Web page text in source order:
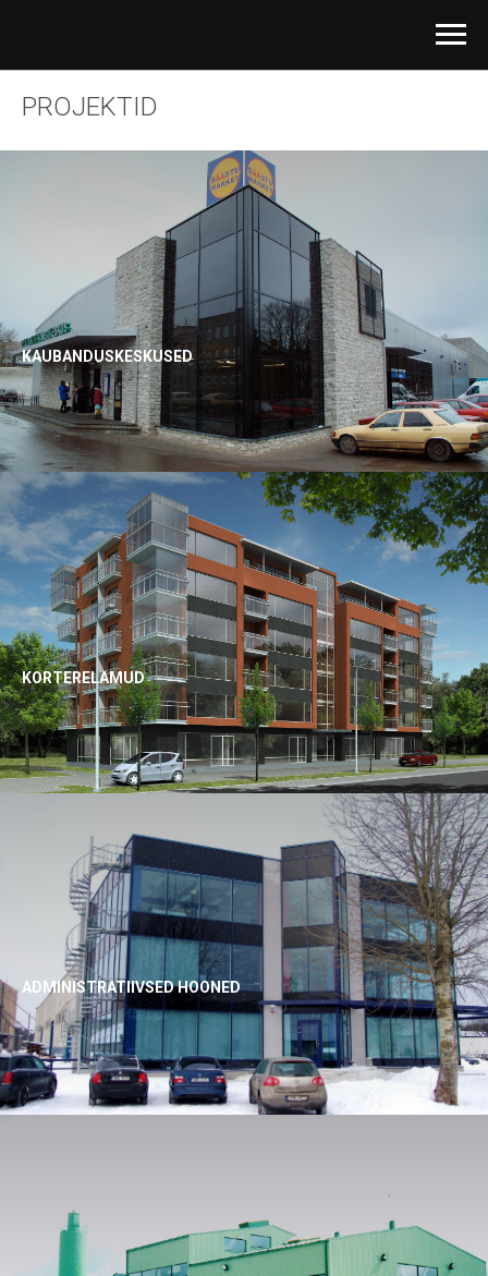
PROJEKTID
KAUBANDUSKESKUSED
KORTERELAMUD
ADMINISTRATIIVSED HOONED